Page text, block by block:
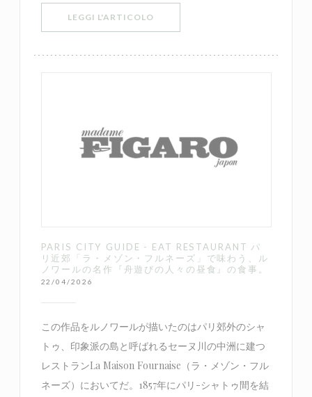
LEGGI L'ARTICOLO((APRE UNA NUOVA FINESTRA))
PARIS CITY GUIDE - EAT RESTAURANT パ
リ近郊「ラ・メゾン・フルネーズ」で味わう、ル
ノワールの名作『舟遊びの人々の昼食』の食事。
22/04/2026
この作品をルノワールが描いたのはパリ郊外のシャ
トゥ、印象派の島と呼ばれるセーヌ川の中洲に建つ
レストランLa Maison Fournaise（ラ・メゾン・フル
ネーズ）においてだ。1857年にパリ-シャトゥ間を結